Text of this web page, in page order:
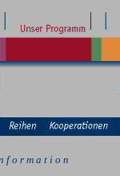
f o r m a t i o n